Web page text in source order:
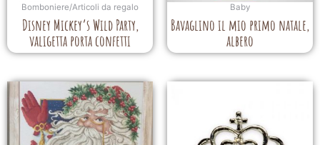
Bomboniere/Articoli da regalo
Disney Mickey’s Wild Party,
valigetta porta confetti
Baby
Bavaglino il mio primo natale,
albero